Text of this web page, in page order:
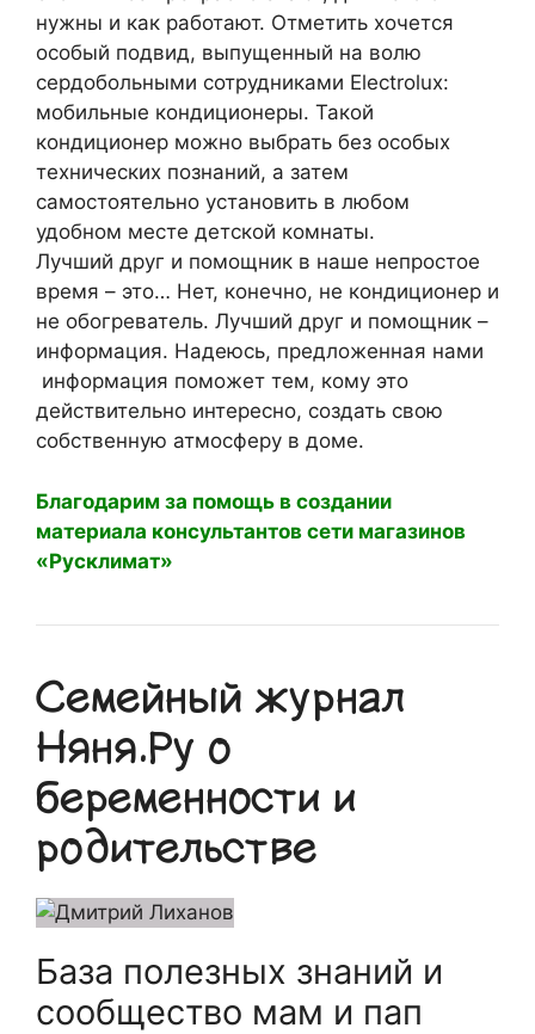
нужны и как работают. Отметить хочется
особый подвид, выпущенный на волю
сердобольными сотрудниками Electrolux:
мобильные кондиционеры. Такой
кондиционер можно выбрать без особых
технических познаний, а затем
самостоятельно установить в любом
удобном месте детской комнаты.
Лучший друг и помощник в наше непростое
время – это… Нет, конечно, не кондиционер и
не обогреватель. Лучший друг и помощник –
информация. Надеюсь, предложенная нами
информация поможет тем, кому это
действительно интересно, создать свою
собственную атмосферу в доме.
Благодарим за помощь в создании
материала консультантов сети магазинов
«Русклимат»
Семейный журнал
Няня.Ру о
беременности и
родительстве
База полезных знаний и
сообщество мам и пап